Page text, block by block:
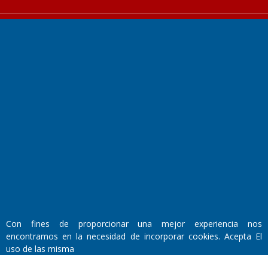
Walter René Goñi
Con fines de proporcionar una mejor experiencia nos
encontramos en la necesidad de incorporar cookies. Acepta El
uso de las misma